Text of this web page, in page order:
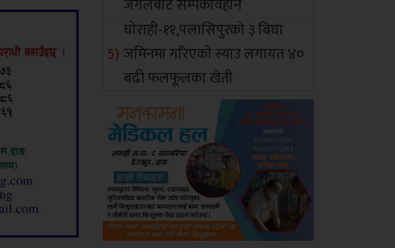
जंगलबाट सम्पर्कविहीन
घोराही-११,पलासिपुरको ३ बिघा
जमिनमा गरिएको स्याउ लगायत ४०
बढी फलफूलका खेती